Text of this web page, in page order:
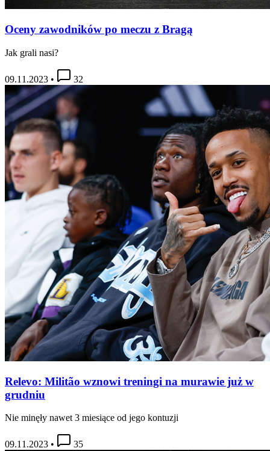
Oceny zawodników po meczu z Bragą
Jak grali nasi?
09.11.2023 • 32
Relevo: Militão wznowi treningi na murawie już w
grudniu
Nie minęły nawet 3 miesiące od jego kontuzji
09.11.2023 • 35